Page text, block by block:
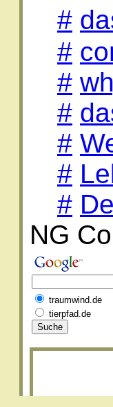
#
#
#
#
#
#
#
NG
traumwind.de
tierpfad.de